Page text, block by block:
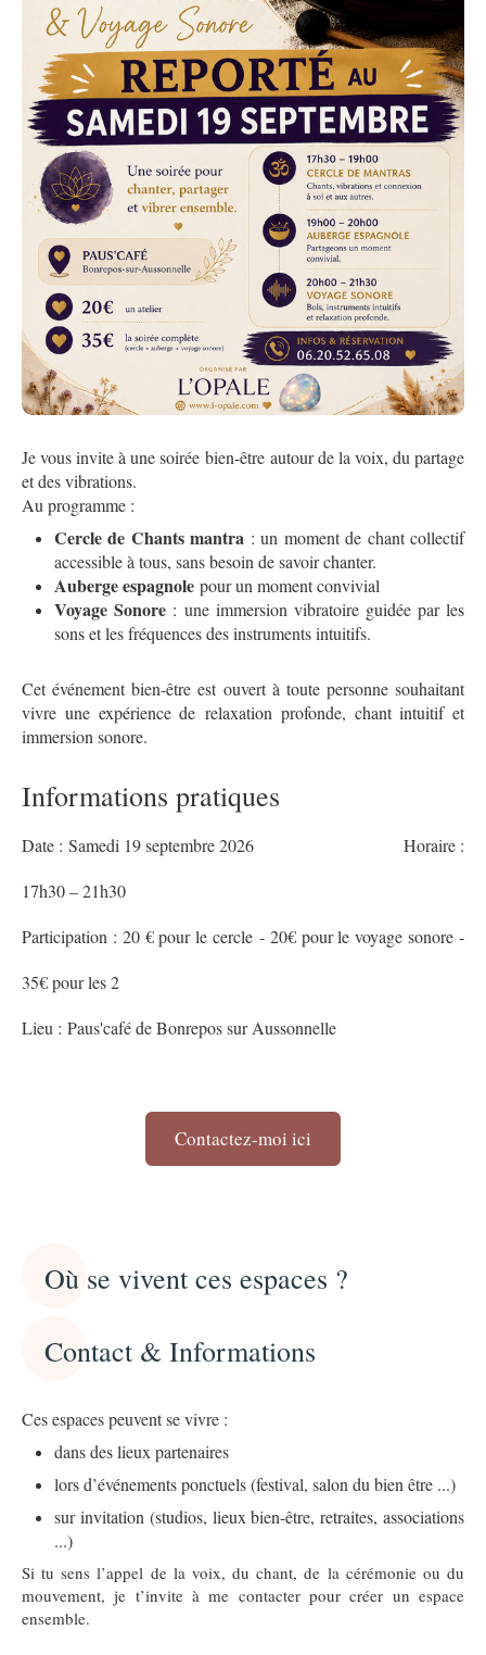
Je vous invite à une soirée bien-être autour de la voix, du partage
et des vibrations.
Au programme :
Cercle de Chants mantra : un moment de chant collectif
accessible à tous, sans besoin de savoir chanter.
Auberge espagnole pour un moment convivial
Voyage Sonore : une immersion vibratoire guidée par les
sons et les fréquences des instruments intuitifs.
Cet événement bien-être est ouvert à toute personne souhaitant
vivre une expérience de relaxation profonde, chant intuitif et
immersion sonore.
Informations pratiques
Date : Samedi 19 septembre 2026 Horaire :
17h30 – 21h30
Participation : 20 € pour le cercle - 20€ pour le voyage sonore -
35€ pour les 2
Lieu : Paus'café de Bonrepos sur Aussonnelle
Contactez-moi ici
Où se vivent ces espaces ?
Contact & Informations
Ces espaces peuvent se vivre :
dans des lieux partenaires
lors d’événements ponctuels (festival, salon du bien être ...)
sur invitation (studios, lieux bien-être, retraites, associations
...)
Si tu sens l’appel de la voix, du chant, de la cérémonie ou du
mouvement, je t’invite à me contacter pour créer un espace
ensemble.